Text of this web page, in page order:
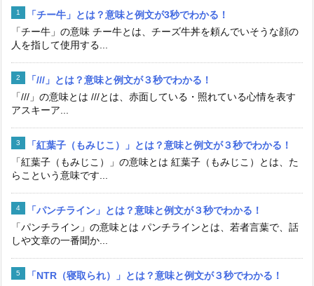
「チー牛」とは？意味と例文が3秒でわかる！
「チー牛」の意味 チー牛とは、チーズ牛丼を頼んでいそうな顔の
人を指して使用する...
「///」とは？意味と例文が３秒でわかる！
「///」の意味とは ///とは、赤面している・照れている心情を表す
アスキーア...
「紅葉子（もみじこ）」とは？意味と例文が３秒でわかる！
「紅葉子（もみじこ）」の意味とは 紅葉子（もみじこ）とは、た
らこという意味です...
「パンチライン」とは？意味と例文が３秒でわかる！
「パンチライン」の意味とは パンチラインとは、若者言葉で、話
しや文章の一番聞か...
「NTR（寝取られ）」とは？意味と例文が３秒でわかる！